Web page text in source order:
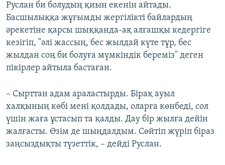
Руслан би болудың қиын екенін айтады.
Басшылыққа жұғымды жергілікті байлардың
әрекетіне қарсы шыққанда-ақ алғашқы кедергіге
кезігіп, "әлі жассың, бес жылдай күте тұр, бес
жылдан соң би болуға мүмкіндік береміз" деген
пікірлер айтыла бастаған.
– Сырттан адам араластырды. Бірақ ауыл
халқының көбі мені қолдады, оларға көнбеді, сол
үшін жаға ұстасып та қалды. Дау бір жылға дейін
жалғасты. Өзім де шыңдалдым. Сөйтіп жүріп біраз
заңсыздықты түзеттік, – дейді Руслан.